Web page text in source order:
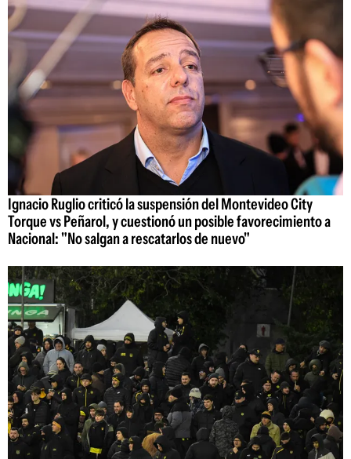
Ignacio Ruglio criticó la suspensión del Montevideo City
Torque vs Peñarol, y cuestionó un posible favorecimiento a
Nacional: "No salgan a rescatarlos de nuevo"